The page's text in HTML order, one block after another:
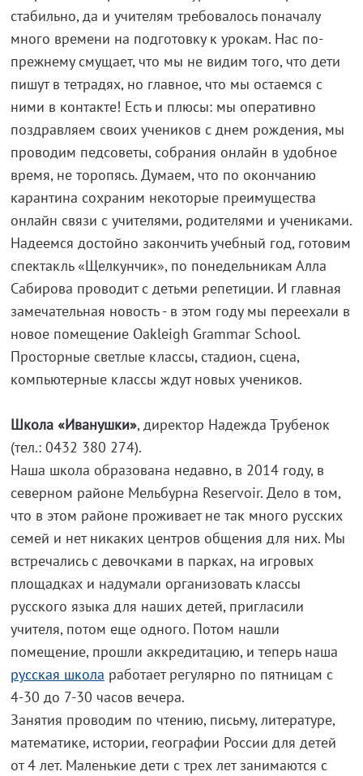
стабильно, да и учителям требовалось поначалу
много времени на подготовку к урокам. Нас по-
прежнему смущает, что мы не видим того, что дети
пишут в тетрадях, но главное, что мы остаемся с
ними в контакте! Есть и плюсы: мы оперативно
поздравляем своих учеников с днем рождения, мы
проводим педсоветы, собрания онлайн в удобное
время, не торопясь. Думаем, что по окончанию
карантина сохраним некоторые преимущества
онлайн связи с учителями, родителями и учениками.
Надеемся достойно закончить учебный год, готовим
спектакль «Щелкунчик», по понедельникам Алла
Сабирова проводит с детьми репетиции. И главная
замечательная новость - в этом году мы переехали в
новое помещение Oakleigh Grammar School.
Просторные светлые классы, стадион, сцена,
компьютерные классы ждут новых учеников.
Школа «Иванушки», директор Надежда Трубенок
(тел.: 0432 380 274).
Наша школа образована недавно, в 2014 году, в
северном районе Мельбурна Reservoir. Дело в том,
что в этом районе проживает не так много русских
семей и нет никаких центров общения для них. Мы
встречались с девочками в парках, на игровых
площадках и надумали организовать классы
русского языка для наших детей, пригласили
учителя, потом еще одного. Потом нашли
помещение, прошли аккредитацию, и теперь наша
русская школа работает регулярно по пятницам с
4-30 до 7-30 часов вечера.
Занятия проводим по чтению, письму, литературе,
математике, истории, географии России для детей
от 4 лет. Маленькие дети с трех лет занимаются с